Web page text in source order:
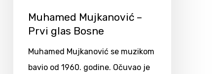
Muhamed Mujkanović –
Prvi glas Bosne
Muhamed Mujkanović se muzikom
bavio od 1960. godine. Očuvao je